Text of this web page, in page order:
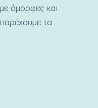
όμορφες και
τα